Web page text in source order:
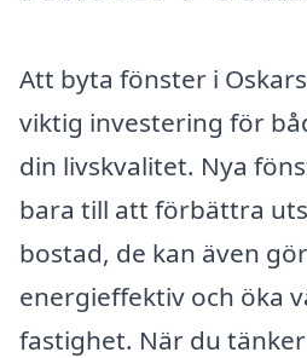
Att byta fönster i
viktig investering för
din livskvalitet. Nya
bara till att förbättra
bostad, de kan även
energieffektiv och öka
fastighet. När du